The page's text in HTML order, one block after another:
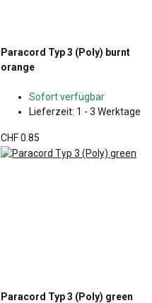
Paracord Typ 3 (Poly) burnt
orange
Sofort verfügbar
Lieferzeit: 1 - 3 Werktage
CHF 0.85
Paracord Typ 3 (Poly) green